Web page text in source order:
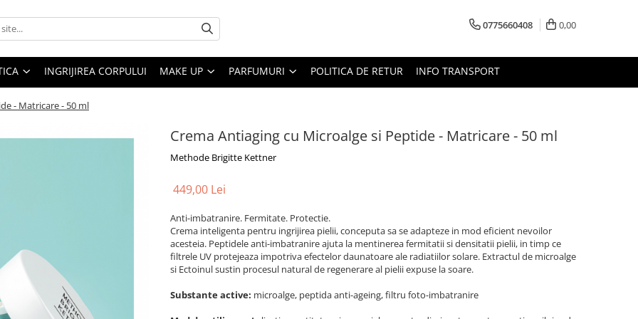
0775660408 0,00
INGRIJIREA CORPULUI MAKE UP PARFUMURI POLITICA DE RETUR INFO TRANSPORT
- Matricare - 50 ml
Crema Antiaging cu Microalge si Peptide - Matricare - 50 ml
Methode Brigitte Kettner
449,00 Lei
Anti-imbatranire. Fermitate. Protectie.
Crema inteligenta pentru ingrijirea pielii, conceputa sa se adapteze in mod eficient nevoilor
acesteia. Peptidele anti-imbatranire ajuta la mentinerea fermitatii si densitatii pielii, in timp ce
filtrele UV protejeaza impotriva efectelor daunatoare ale radiatiilor solare. Extractul de microalge
si Ectoinul sustin procesul natural de regenerare al pielii expuse la soare.
Substanteactive: microalge, peptida anti-ageing, filtru foto-imbatranire